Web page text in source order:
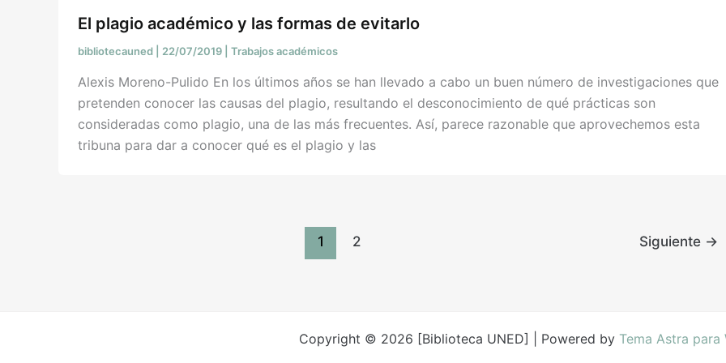
El plagio académico y las formas de evitarlo
bibliotecauned 22/07/2019 Trabajos académicos
Alexis Moreno-Pulido En los últimos años se han llevado a cabo un buen número de investigaciones que
pretenden conocer las causas del plagio, resultando el desconocimiento de qué prácticas son
consideradas como plagio, una de las más frecuentes. Así, parece razonable que aprovechemos esta
tribuna para dar a conocer qué es el plagio y las
1 2 Siguiente →
Copyright © 2026 [Biblioteca UNED] | Powered by Tema Astra para